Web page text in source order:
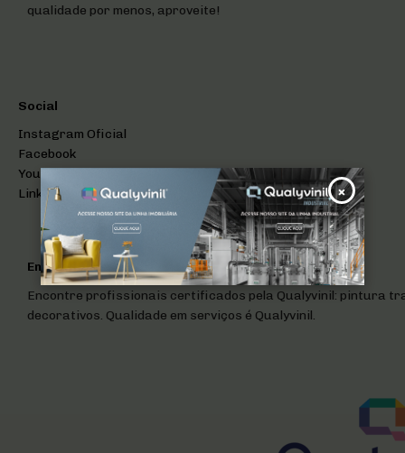
×
qualidade por menos, aproveite!
Social
Instagram Oficial
Facebook
YouTube
LinkedIn
Encontre seu Pintor
Encontre profissionais certificados pela Qualyvinil: pintura
decorativos. Qualidade em serviços é Qualyvinil.